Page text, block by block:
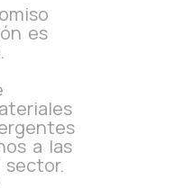
es
a las